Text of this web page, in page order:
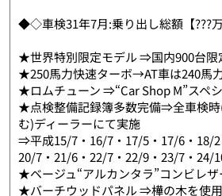
◆◇車検31年7月:乗り出し総額【
★世界特別限定モデル ⇒国内900台限
★250馬力快速ターボ→AT車は240馬
★ロムチューン ⇒“Car Shop M”スペ
★点検整備記録簿多数完備⇒全車検時
む)ディーラーにて実施
⇒平成15/7・16/7・17/5・17/6・18/2
20/7・21/6・22/7・22/9・23/7・24/
★ベージュ“アルカンタラ”コンビレザ
★バーチウッドパネル ⇒樺の木を使